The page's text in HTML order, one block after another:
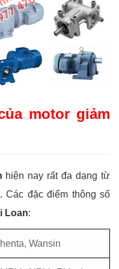
motor giảm
hiện nay rất đa dạng từ
Các đặc điểm thông số
Loan:
Wansin